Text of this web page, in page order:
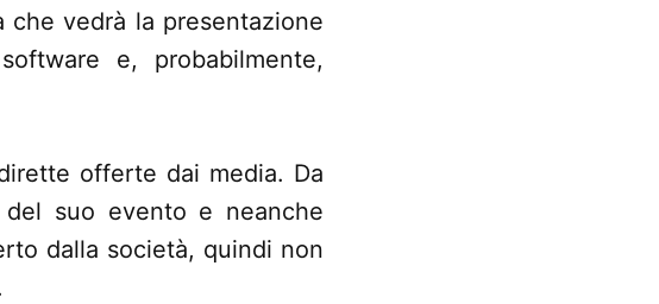
vedrà la presentazione
e, probabilmente,
offerte dai media. Da
suo evento e neanche
dalla società, quindi non